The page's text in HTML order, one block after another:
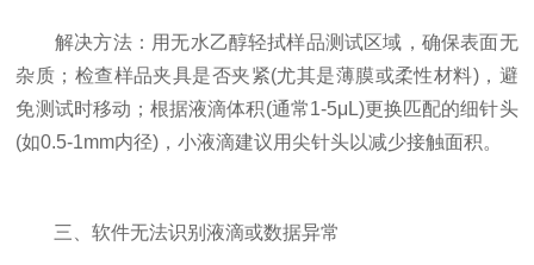
​​解决方法​​：用无水乙醇轻拭样品测试区域，确保表面无
杂质；检查样品夹具是否夹紧(尤其是薄膜或柔性材料)，避
免测试时移动；根据液滴体积(通常1-5μL)更换匹配的细针头
(如0.5-1mm内径)，小液滴建议用尖针头以减少接触面积。
三、软件无法识别液滴或数据异常